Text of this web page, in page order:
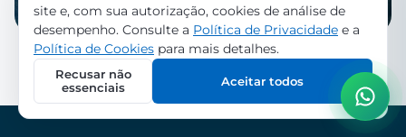
site e, com sua autorização, cookies de análise de
desempenho. Consulte a Política de Privacidade e a
Política de Cookies para mais detalhes.
Recusar não
essenciais
Aceitar todos